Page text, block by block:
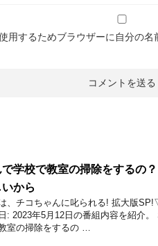
用するためブラウザーに自分の
で学校で教室の掃除をするの
から
、チコちゃんに叱られる! 拡大版
: 2023年5月12日の番組内容を紹介
室の掃除をするの …